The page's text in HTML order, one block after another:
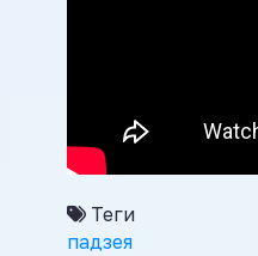
Теги
падзея